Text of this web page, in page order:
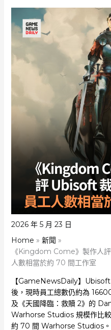
2026 年 5 月 23 日
Home
新聞
《Kingdom Come》製作人
人數相當於約 70 間工作室
【GameNewsDaily】Ubisoft
後，現時員工總數仍約為
及《天國降臨：救贖 2》的
Warhorse Studios 規模作比
約 70 間 Warhorse Studios。